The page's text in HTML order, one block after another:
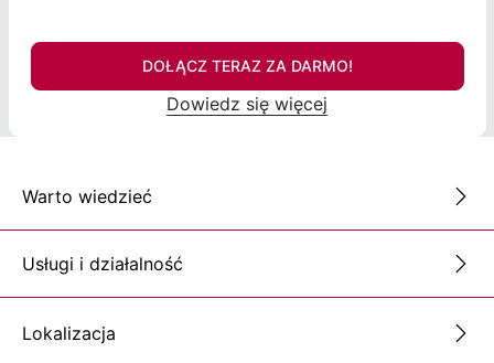
DOŁĄCZ TERAZ ZA DARMO!
Dowiedz się więcej
Warto wiedzieć
Usługi i działalność
Lokalizacja